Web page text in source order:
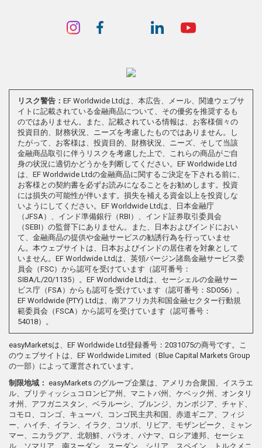
リスク警告： EF Worldwide Ltdは、本広告、メール、関連ウェブサ
イトに記載されている金融商品について、その優劣を推奨するも
のではありません。また、記載されている情報は、お客様個々の
投資目的、財務状況、ニーズを考慮したものではありません。し
たがって、お客様は、投資目的、財務状況、ニーズ、そして当該
金融商品取引に伴うリスクを考慮した上で、これらの商品がご自
身の状況に適切かどうかを判断してください。EF Worldwide Ltd
は、EF Worldwide Ltdの金融商品に関するご決定を下される前に、
お客様との契約書を必ずお読みになることをお勧めします。投資
には損失の可能性が伴います。損失を補える資金以上を投資しな
いようにしてください。EF Worldwide Ltdは、日本金融庁
（JFSA）、インド準備銀行（RBI）、インド証券取引委員会
（SEBI）の監督下にありません。また、日本およびインドにおい
て、金融商品の提供や金融サービスの勧誘行為を行っていませ
ん。本ウェブサイトは、日本およびインドの居住者を対象として
いません。EF Worldwide Ltdは、英領バージン諸島金融サービス委
員会（FSC）から認可を受けています（認可番号：
SIBA/L/20/1135）。EF Worldwide Ltdは、セーシェルの金融サー
ビス庁（FSA）からも認可を受けています（認可番号：SD056）。
EF Worldwide (PTY) Ltdは、南アフリカ共和国金融セクター行動規
範委員会（FSCA）から認可を受けています（認可番号：
54018）。
easyMarketsは、EF Worldwide Ltd登録番号：2031075の商号です。こ
のウェブサイトは、EF Worldwide Limited（Blue Capital Markets Group
の一部）によって運営されています。
制限地域： easyMarkets のグループ企業は、アメリカ合衆国、イスラエ
ル、ブリティッシュコロンビア州、マニトバ州、ケベック州、オンタリ
オ州、アフガニスタン、ベラルーシ、ブルンジ、カンボジア、チャド、
コモロ、コンゴ、キューバ、コンゴ民主共和国、赤道ギニア、フィジ
ー、ハイチ、イラン、イラク、コソボ、リビア、モザンビーク、ミャン
マー、ニカラグア、北朝鮮、パラオ、パナマ、ロシア連邦、セーシェ
ル、ソマリア、南スーダン、スーダン、シリア、スペイン、トルクメニ